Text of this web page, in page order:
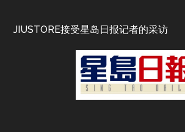
JIUSTORE接受星岛日报记者的采访